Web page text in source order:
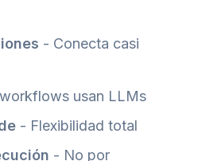
- Conecta casi
usan LLMs
- Flexibilidad total
- No por